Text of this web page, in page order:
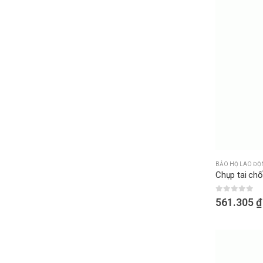
BẢO HỘ LAO
Chụp tai
0 out of 5
561.305₫